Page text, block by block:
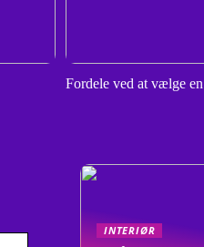
Fordele ved at vælge
INTERIØR